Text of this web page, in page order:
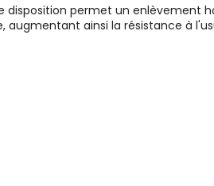
permet un enlèvement
ainsi la résistance à